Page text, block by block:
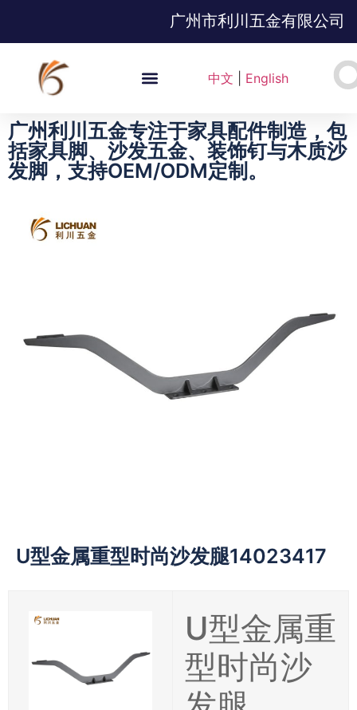
广州市利川五金有限公司
中文 English
广州利川五金专注于家具配件制造，包
括家具脚、沙发五金、装饰钉与木质沙
发脚，支持OEM/ODM定制。
U型金属重型时尚沙发腿14023417
U型金属重
型时尚沙